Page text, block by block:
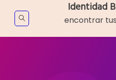
content
Identidad
encontrar